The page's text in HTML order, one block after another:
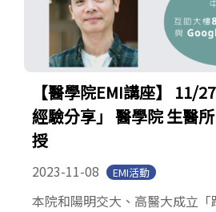
【醫學院EMI講座】 11/
經驗分享」 醫學院 生醫
授
2023-11-08 EMI活動
本院和陽明交大、高醫大成立「